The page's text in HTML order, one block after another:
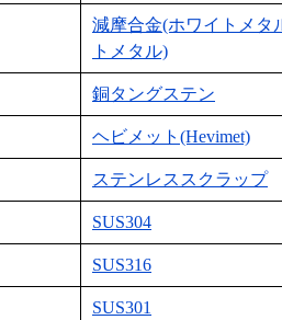
減摩合金(ホワイトメタ
トメタル)
銅タングステン
ヘビメット(Hevimet)
ステンレススクラップ
SUS304
SUS316
SUS301